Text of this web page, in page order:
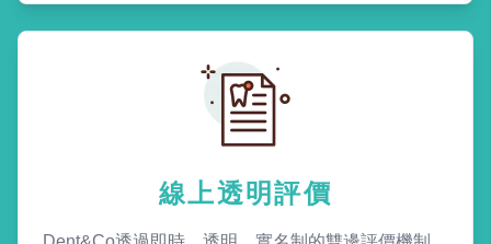
線上透明評價